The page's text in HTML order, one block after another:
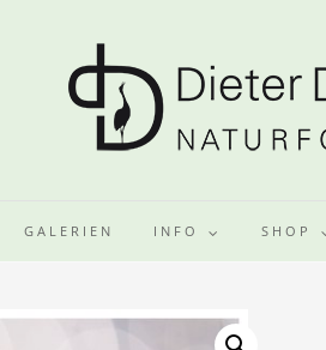
GALERIEN INFO SHOP